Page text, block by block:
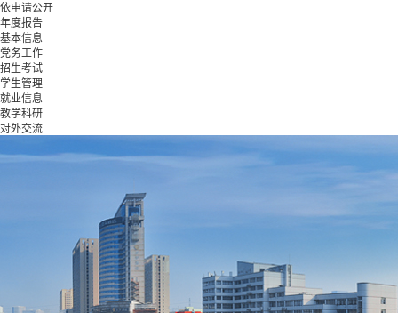
依申请公开
年度报告
基本信息
党务工作
招生考试
学生管理
就业信息
教学科研
对外交流